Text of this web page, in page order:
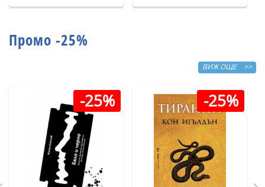
Промо -25%
ВИЖ ОЩЕ >>
-25% -25%